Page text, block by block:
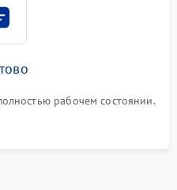
рабочем состоянии.